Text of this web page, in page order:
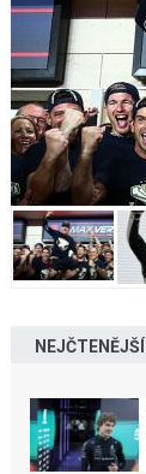
NEJČTENĚJŠÍ